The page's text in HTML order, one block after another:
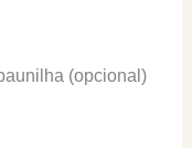
(opcional)